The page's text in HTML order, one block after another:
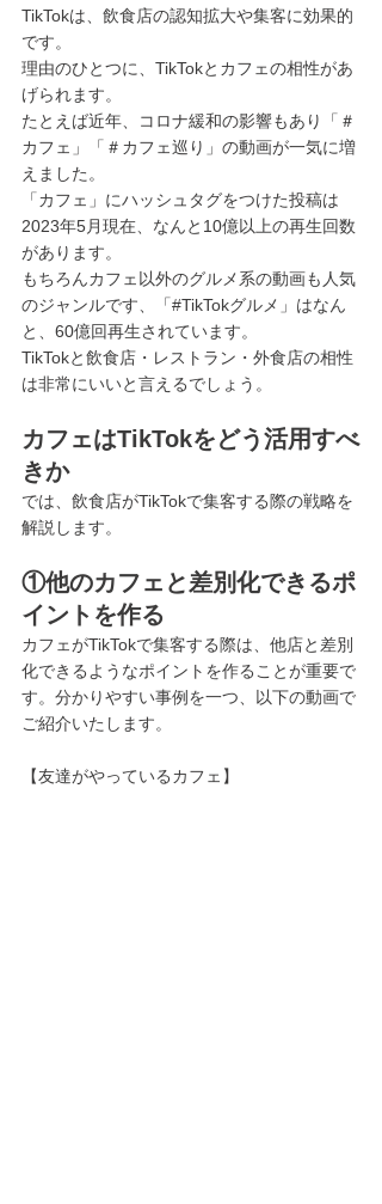
TikTokは、飲食店の認知拡大や集客に効果的
です。
理由のひとつに、TikTokとカフェの相性があ
げられます。
たとえば近年、コロナ緩和の影響もあり「＃
カフェ」「＃カフェ巡り」の動画が一気に増
えました。
「カフェ」にハッシュタグをつけた投稿は
2023年5月現在、なんと10億以上の再生回数
があります。
もちろんカフェ以外のグルメ系の動画も人気
のジャンルです、「#TikTokグルメ」はなん
と、60億回再生されています。
TikTokと飲食店・レストラン・外食店の相性
は非常にいいと言えるでしょう。
カフェはTikTokをどう活用すべ
きか
では、飲食店がTikTokで集客する際の戦略を
解説します。
①他のカフェと差別化できるポ
イントを作る
カフェがTikTokで集客する際は、他店と差別
化できるようなポイントを作ることが重要で
す。分かりやすい事例を一つ、以下の動画で
ご紹介いたします。
【友達がやっているカフェ】